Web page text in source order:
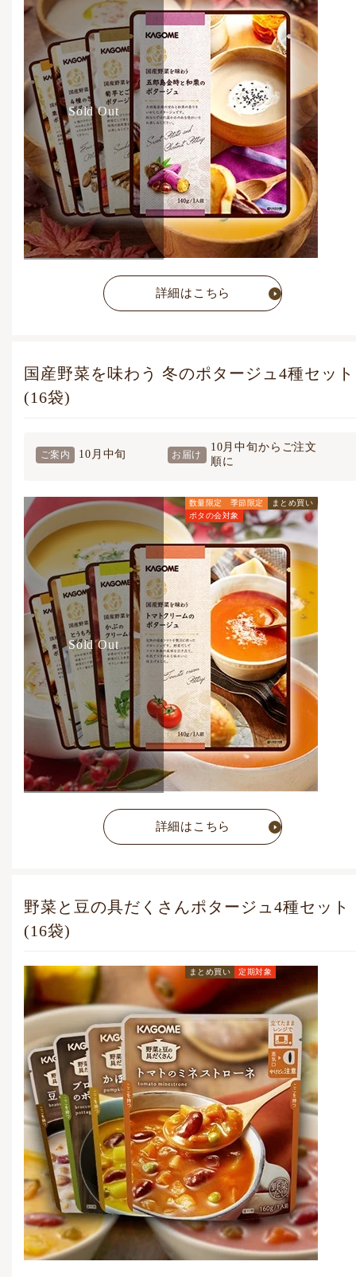
Sold Out
ポタージュの会価格
4,536 円 (税込)
通常価格
5,292 円 (税込)
詳細はこちら
国産野菜を味わう 冬のポタージュ4種セット
(16袋)
ご案内 10月中旬 お届け
10月中旬からご注文
順に
Sold Out
数量限定 季節限定
まとめ買い
ポタの会対象
ポタージュの会価格
4,536 円 (税込)
通常価格
5,292 円 (税込)
詳細はこちら
野菜と豆の具だくさんポタージュ4種セット
(16袋)
まとめ買い 定期対象
定期お届けコース価格
(毎月1点)
4,698 円 (税込)
通常価格
5,292 円 (税込)